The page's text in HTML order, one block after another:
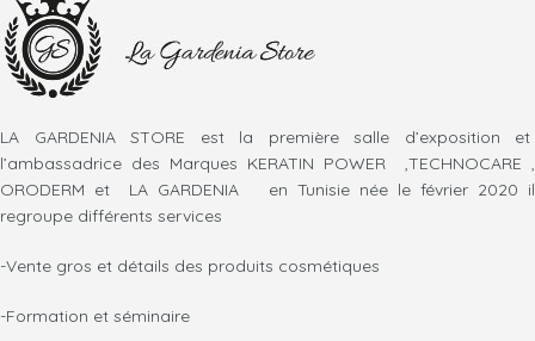
LA GARDENIA STORE est la première salle d’exposition et
l’ambassadrice des Marques KERATIN POWER ,TECHNOCARE ,
ORODERM et LA GARDENIA en Tunisie née le février 2020 il
regroupe différents services
-Vente gros et détails des produits cosmétiques
-Formation et séminaire